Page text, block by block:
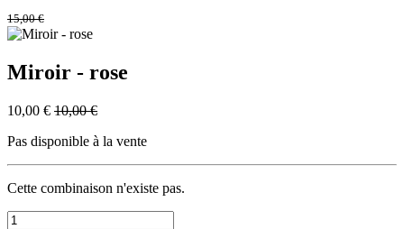
15,00€
Miroir - rose
10,00 € 10,00€
Pas disponible à la vente
Cette combinaison n'existe pas.